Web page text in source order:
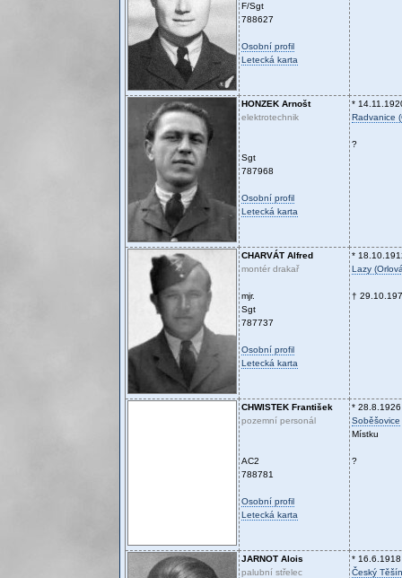
F/Sgt
788627
Osobní profil
Letecká karta
HONZEK Arnošt
elektrotechnik
Sgt
787968
Osobní profil
Letecká karta
*
Radvanice
?
CHARVÁT Alfred
montér drakař
mjr.
Sgt
787737
Osobní profil
Letecká karta
*
Lazy
†
CHWISTEK František
pozemní personál
AC2
788781
Osobní profil
Letecká karta
* 28.8.1926
Soběšovice
Místku
?
JARNOT Alois
palubní střelec
* 16.6.1918
Český Těšín